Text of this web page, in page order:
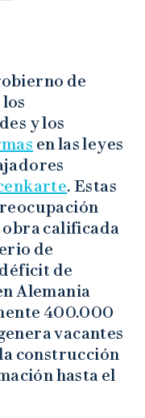
de
y los
en las leyes
. Estas
obra calificada
de
de
Alemania
400.000
vacantes
construcción
hasta el